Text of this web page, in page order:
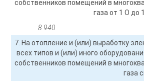
собственников помещений в
газа от 1 О до
8 940
7. На отопление и (или) выработку
всех типов и (или) иного
собственников помещений в
газа